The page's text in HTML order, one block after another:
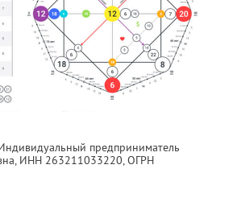
предприниматель
ИНН 263211033220, ОГРН